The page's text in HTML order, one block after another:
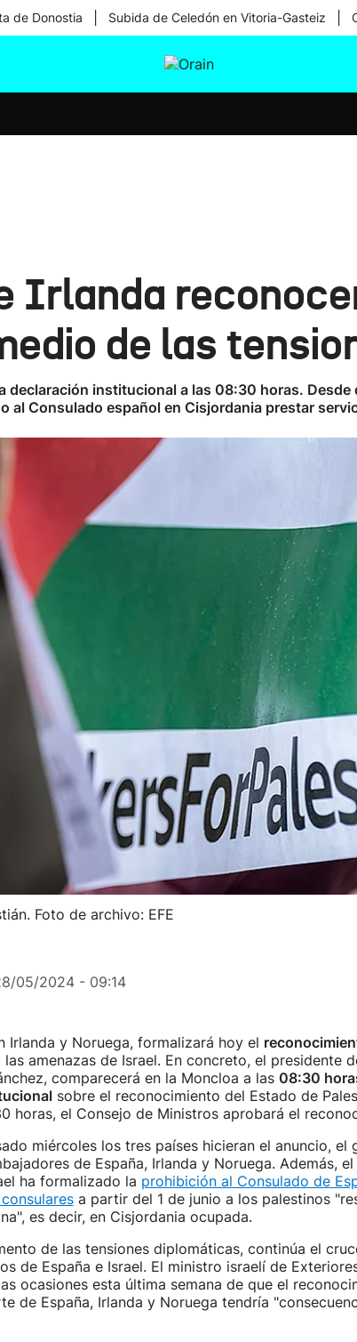
de Donostia Subida de Celedón en Vitoria-Gasteiz
Irlanda
de las
declaración institucional a las 08:30 horas.
al Consulado español en Cisjordania prestar
Foto de archivo: EFE
05/2024 - 09:14
Irlanda y Noruega, formalizará hoy el
las amenazas de Israel. En concreto, el presidente
comparecerá en la Moncloa a las 08:30
sobre el reconocimiento del Estado de
horas, el Consejo de Ministros aprobará el
miércoles los tres países hicieran el anuncio, el
de España, Irlanda y Noruega. Además,
ha formalizado la prohibición al Consulado de
a partir del 1 de junio a los palestinos
es decir, en Cisjordania ocupada.
de las tensiones diplomáticas, continúa el
de España e Israel. El ministro israelí de
ocasiones esta última semana de que el
de España, Irlanda y Noruega tendría